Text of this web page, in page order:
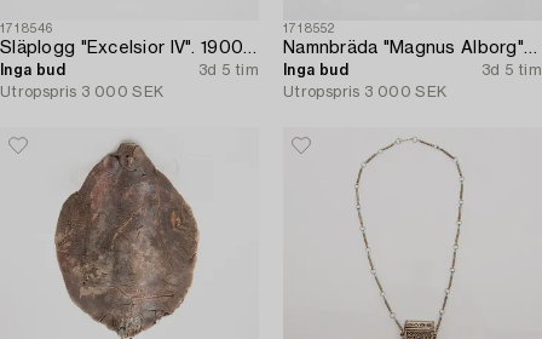
1718546
Släplogg "Excelsior IV". 1900-talets mitt.
Inga bud
3d 5 tim
Utropspris 3 000 SEK
1718552
Namnbräda "Magnus Alborg" / "Veritas XXII Köbenhavn".
Inga bud
3d 5 tim
Utropspris 3 000 SEK